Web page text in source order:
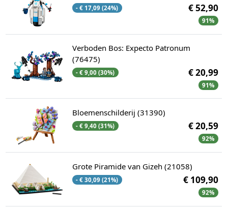
- € 17,09 (24%) € 52,90
91%
Verboden Bos: Expecto Patronum
(76475)
- € 9,00 (30%) € 20,99
91%
Bloemenschilderij (31390)
- € 9,40 (31%) € 20,59
92%
Grote Piramide van Gizeh (21058)
- € 30,09 (21%) € 109,90
92%